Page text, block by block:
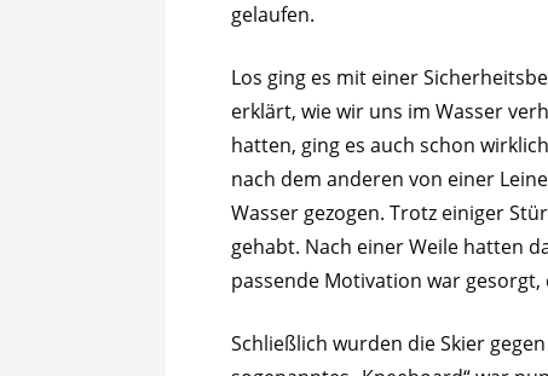
gelaufen.
Los ging es mit einer
erklärt, wie wir uns im Wasser
hatten, ging es auch schon
nach dem anderen von einer
Wasser gezogen. Trotz einiger
gehabt. Nach einer Weile hatten
passende Motivation war
Schließlich wurden die Skier